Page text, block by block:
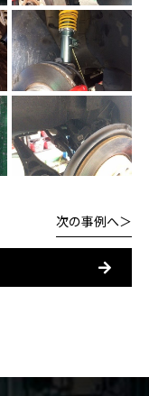
次の事例へ